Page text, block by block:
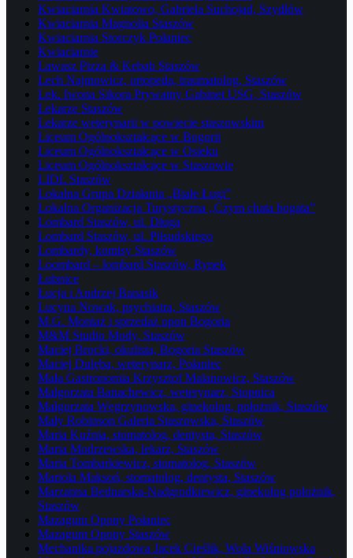
Kwiaciarnia Kwiatowo, Gabriela Suchojad, Szydłów
Kwiaciarnia Magnolia Staszów
Kwiaciarnia Storczyk Połaniec
Kwiaciarnie
Lawasz Pizza & Kebab Staszów
Lech Najmowicz, ortopeda, traumatolog, Staszów
Lek. Iwona Sikora Prywatny Gabinet USG, Staszów
Lekarze Staszów
Lekarze weterynarii w powiecie staszowskim
Liceum Ogólnokształcące w Bogorii
Liceum Ogólnokształcące w Osieku
Liceum Ogólnokształcące w Staszowie
LIDL Staszów
Lokalna Grupa Działania „Białe Ługi”
Lokalna Organizacja Turystyczna „Czym chata bogata”
Lombard Staszów, ul. Długa
Lombard Staszów, ul. Piłsudskiego
Lombardy, komisy Staszów
Loombard – lombard Staszów, Rynek
Łubnice
Łucja i Andrzej Banasik
Lucyna Nowak, psychiatra, Staszów
M.G. Montaż i sprzedaż opon Bogoria
M&M Studio Mody, Staszów
Maciej Brocki, okulista, Bogoria Staszów
Maciej Dulęba, weterynarz, Połaniec
Mała Gastronomia Krzysztof Malanowicz, Staszów
Małgorzata Banachewicz, weterynarz, Stopnica
Małgorzata Węgrzynowska, ginekolog, położnik, Staszów
Mały Robinson Galeria Staszowska, Staszów
Maria Kuźnia, stomatolog, dentysta, Staszów
Maria Modrzewska, lekarz, Staszów
Maria Tombarkiewicz, stomatolog, Staszów
Mariola Maksoń, stomatolog, dentysta, Staszów
Marzanna Bednarska-Nadgrodkiewicz, ginekolog położnik,
Staszów
Mazagum Opony Połaniec
Mazagum Opony Staszów
Mechanika pojazdowa Jacek Cieślik, Wola Wiśniowska